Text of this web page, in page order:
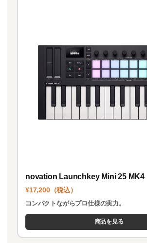
novation Launchkey Mini 25 MK4
¥17,200（税込）
コンパクトながらプロ仕様の実力。
商品を見る